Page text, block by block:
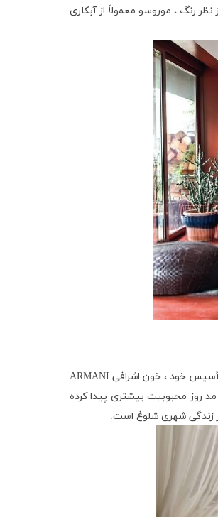
رنگ ، موروسو معمولاً از آبکاری
خود ، خون اشرافی ARMANI
روز محبوبیت بیشتری پیدا کرده
زندگی شهری شلوغ است.